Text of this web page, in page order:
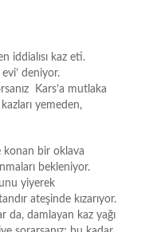
iddialısı kaz eti.
deniyor.
Kars’a mutlaka
yemeden,
konan bir oklava
bekleniyor.
yiyerek
ateşinde kızarıyor.
da, damlayan kaz yağı